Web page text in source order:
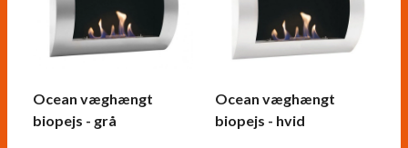
brændeovnsdesign og
giver mulighed for at se
flammerne fra tre sider.
Med monteret
sikkerhedsglas er
flammerne beskyttet
Ocean væghængt
biopejs - grå
Ocean væghængt
biopejs - hvid